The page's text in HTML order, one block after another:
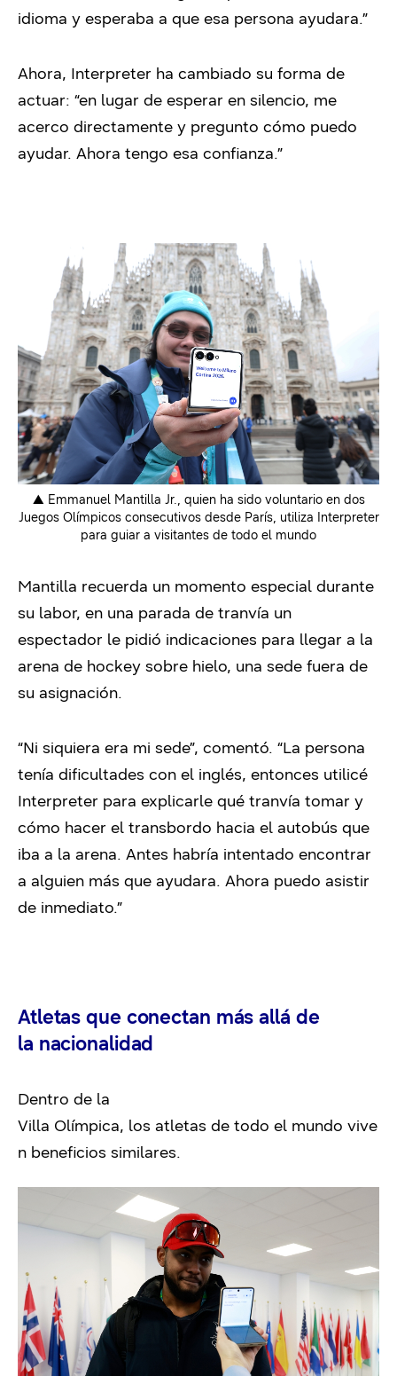
idioma y esperaba a que esa persona ayudara.”
Ahora, Interpreter ha cambiado su forma de
actuar: “en lugar de esperar en silencio, me
acerco directamente y pregunto cómo puedo
ayudar. Ahora tengo esa confianza.”
▲ Emmanuel Mantilla Jr., quien ha sido voluntario en dos
Juegos Olímpicos consecutivos desde París, utiliza Interpreter
para guiar a visitantes de todo el mundo
Mantilla recuerda un momento especial durante
su labor, en una parada de tranvía un
espectador le pidió indicaciones para llegar a la
arena de hockey sobre hielo, una sede fuera de
su asignación.
“Ni siquiera era mi sede”, comentó. “La persona
tenía dificultades con el inglés, entonces utilicé
Interpreter para explicarle qué tranvía tomar y
cómo hacer el transbordo hacia el autobús que
iba a la arena. Antes habría intentado encontrar
a alguien más que ayudara. Ahora puedo asistir
de inmediato.”
Atletas que conectan más allá de
la nacionalidad
Dentro de la
Villa Olímpica, los atletas de todo el mundo vive
n beneficios similares.